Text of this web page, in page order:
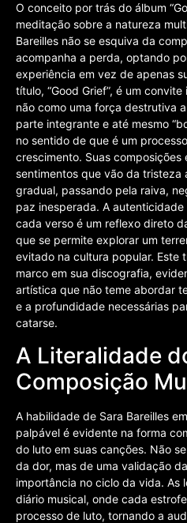
O conceito por trás do álbum
meditação sobre a natureza
Bareilles não se esquiva da
acompanha a perda, optando
experiência em vez de apenas
título, “Good Grief”, é um
não como uma força destrutiva
parte integrante e até mesmo
no sentido de que é um
crescimento. Suas composições
sentimentos que vão da tristeza
gradual, passando pela raiva,
paz inesperada. A
cada verso é um reflexo direto
que se permite explorar um
evitado na cultura popular. Este
marco em sua discografia,
artística que não teme abordar
e a profundidade necessárias
catarse.
A Literalidade
Composição
A habilidade de Sara Bareilles
palpável é evidente na forma
do luto em suas canções. Não
da dor, mas de uma validação
importância no ciclo da vida. As
diário musical, onde cada
processo de luto, tornando a